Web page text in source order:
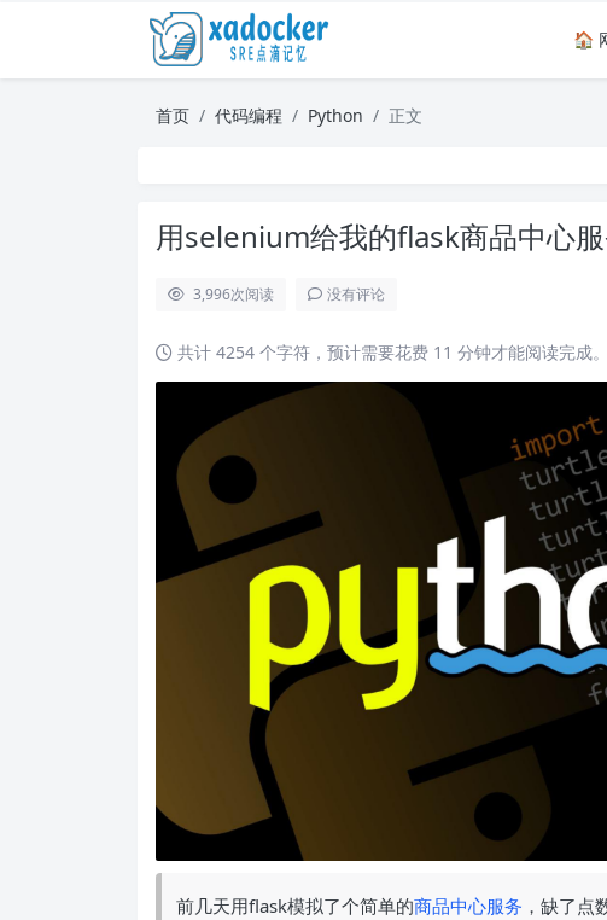
🏠
首页 代码编程 Python 正文
用selenium给我的flask商品中心
3,996次阅读 没有评论
共计 4254 个字符，预计需要花费 11 分钟才能阅读完成。
前几天用flask模拟了个简单的商品中心服务 ，缺了点